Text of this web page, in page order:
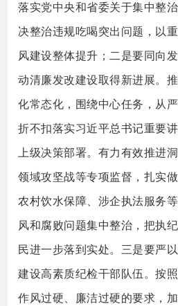
落实党中央和省委关于集中整
决整治违规吃喝突出问题，以
风建设整体提升；二是要同向
动清廉发改建设取得新进展。
化常态化，围绕中心任务，从
折不扣落实习近平总书记重要
上级决策部署。有力有效推进
领域攻坚战等专项监督，扎实
农村饮水保障、涉企执法服务
风和腐败问题集中整治，把执
民进一步落到实处。三是要严
建设高素质纪检干部队伍。按
作风过硬、廉洁过硬的要求，